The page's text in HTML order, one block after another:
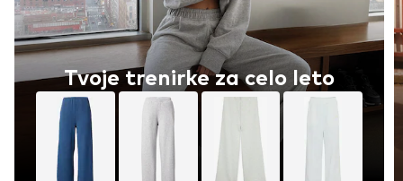
Tvoje trenirke za celo leto